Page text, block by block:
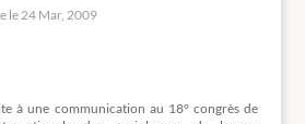
24 Mar, 2009
à une communication au 18° congrès de